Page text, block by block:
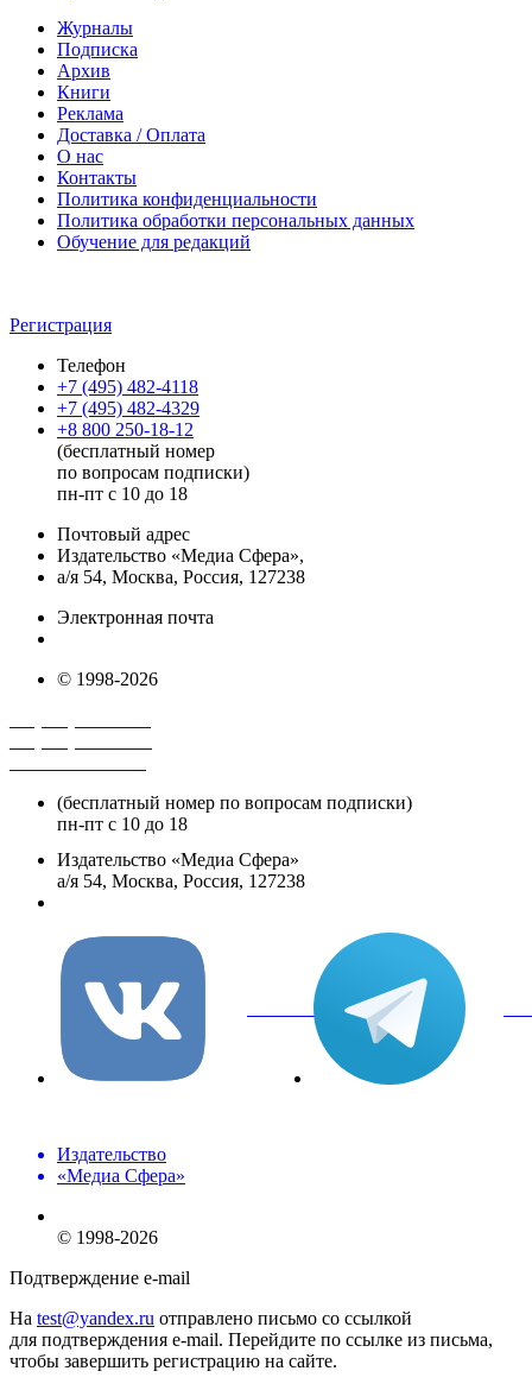
Журналы
Подписка
Архив
Книги
Реклама
Доставка / Оплата
О нас
Контакты
Политика конфиденциальности
Политика обработки персональных данных
Обучение для редакций
Регистрация
Телефон
+7 (495) 482-4118
+7 (495) 482-4329
+8 800 250-18-12
(бесплатный номер
по вопросам подписки)
пн-пт с 10 до 18
Почтовый адрес
Издательство «Медиа Сфера»,
а/я 54, Москва, Россия, 127238
Электронная почта
© 1998-2026
(бесплатный номер по вопросам подписки)
пн-пт с 10 до 18
Издательство «Медиа Сфера»
а/я 54, Москва, Россия, 127238
вКонтакте
Издательство
«Медиа Сфера»
© 1998-2026
Подтверждение e-mail
На test@yandex.ru отправлено письмо со ссылкой
для подтверждения e-mail. Перейдите по ссылке из письма,
чтобы завершить регистрацию на сайте.